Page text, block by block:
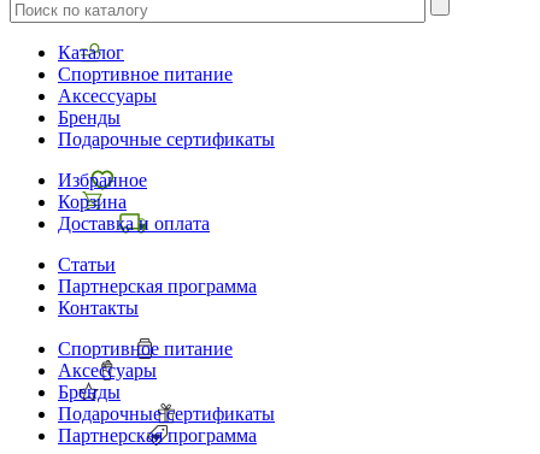
Каталог
Спортивное питание
Аксессуары
Бренды
Подарочные сертификаты
Избранное
Корзина
Доставка и оплата
Статьи
Партнерская программа
Контакты
Спортивное питание
Аксессуары
Бренды
Подарочные сертификаты
Партнерская программа